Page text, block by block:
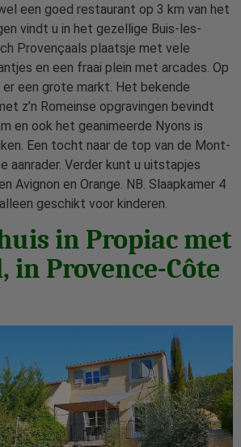
een goed restaurant op 3 km van het
vindt u in het gezellige Buis-les-
Provençaals plaatsje met vele
en een fraai plein met arcades. Op
een grote markt. Het bekende
z’n Romeinse opgravingen bevindt
en ook het geanimeerde Nyons is
Een tocht naar de top van de Mont-
aanrader. Verder kunt u uitstapjes
Avignon en Orange. NB. Slaapkamer 4
geschikt voor kinderen.
in Propiac met
in Provence-Côte